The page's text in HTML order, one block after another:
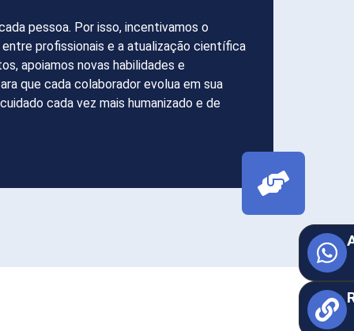
pessoa. Por isso, incentivamos o
profissionais e a atualização científica
apoiamos novas habilidades e
que cada colaborador evolua em sua
cada vez mais humanizado e de